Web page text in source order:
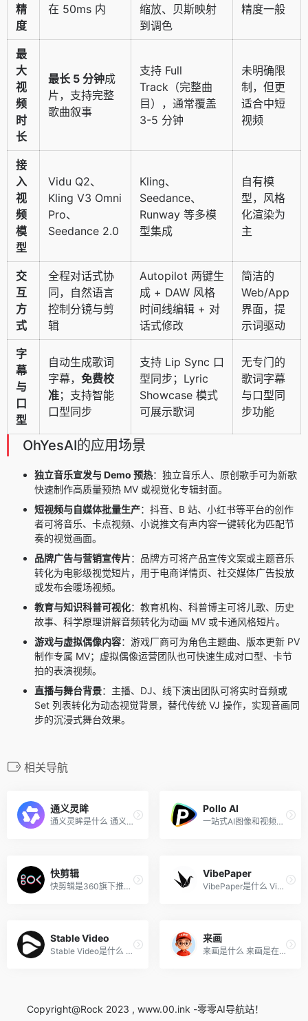
精
度
在 50ms 内
缩放、贝斯映射
到调色
精度一般
最
大
视
频
时
长
最长 5 分钟成
片，支持完整
歌曲叙事
支持 Full
Track（完整曲
目），通常覆盖
3-5 分钟
未明确限
制，但更
适合中短
视频
接
入
视
频
模
型
Vidu Q2、
Kling V3 Omni
Pro、
Seedance 2.0
Kling、
Seedance、
Runway 等多模
型集成
自有模
型，风格
化渲染为
主
交
互
方
式
全程对话式协
同，自然语言
控制分镜与剪
辑
Autopilot 两键生
成 + DAW 风格
时间线编辑 + 对
话式修改
简洁的
Web/App
界面，提
示词驱动
字
幕
与
口
型
自动生成歌词
字幕， 免费校
准；支持智能
口型同步
支持 Lip Sync 口
型同步；Lyric
Showcase 模式
可展示歌词
无专门的
歌词字幕
与口型同
步功能
OhYesAI的应用场景
独立音乐宣发与 Demo 预热：独立音乐人、原创歌手可为新歌
快速制作高质量预热 MV 或视觉化专辑封面。
短视频与自媒体批量生产：抖音、B 站、小红书等平台的创作
者可将音乐、卡点视频、小说推文有声内容一键转化为匹配节
奏的视觉画面。
品牌广告与营销宣传片：品牌方可将产品宣传文案或主题音乐
转化为电影级视觉短片，用于电商详情页、社交媒体广告投放
或发布会暖场视频。
教育与知识科普可视化：教育机构、科普博主可将儿歌、历史
故事、科学原理讲解音频转化为动画 MV 或卡通风格短片。
游戏与虚拟偶像内容：游戏厂商可为角色主题曲、版本更新 PV
制作专属 MV；虚拟偶像运营团队也可快速生成对口型、卡节
拍的表演视频。
直播与舞台背景：主播、DJ、线下演出团队可将实时音频或
Set 列表转化为动态视觉背景，替代传统 VJ 操作，实现音画同
步的沉浸式舞台效果。
相关导航
通义灵眸
通义灵眸是什么 通义灵眸是阿...
Pollo AI
一站式AI图像和视频创作平台
快剪辑
快剪辑是360旗下推出的支持在...
VibePaper
VibePaper是什么 VibePaper是...
Stable Video
Stable Video是什么 Stable V...
来画
来画是什么 来画是在线AI视频...
Copyright@Rock 2023 , www.00.ink -零零AI导航站！